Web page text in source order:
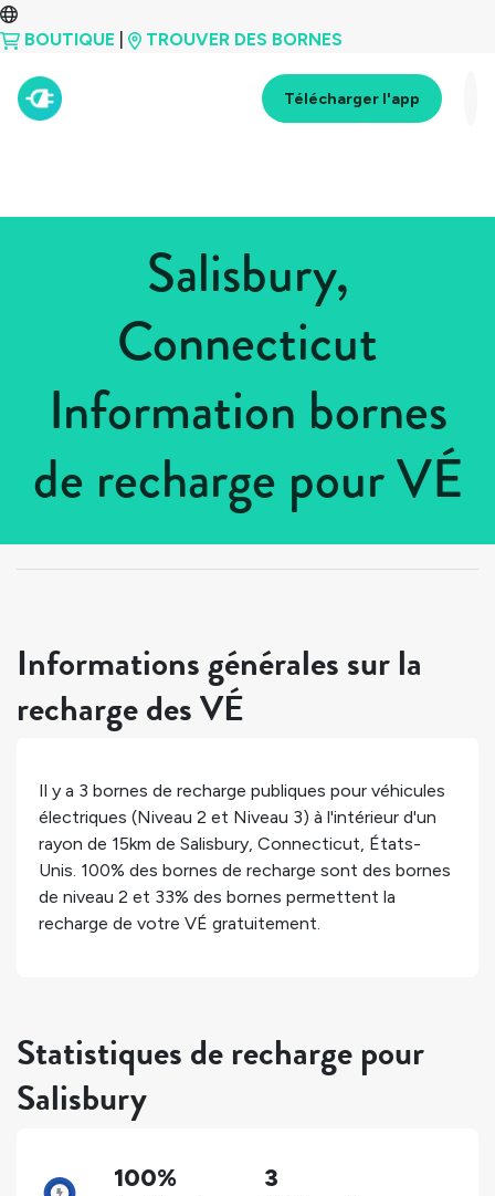
BOUTIQUE TROUVER DES BORNES
Télécharger l'app
Salisbury,
Connecticut
Information bornes
de recharge pour VÉ
États-Unis > Connecticut
Informations générales sur la
recharge des VÉ
Il y a 3 bornes de recharge publiques pour véhicules
électriques (Niveau 2 et Niveau 3) à l'intérieur d'un
rayon de 15km de Salisbury, Connecticut, États-
Unis. 100% des bornes de recharge sont des bornes
de niveau 2 et 33% des bornes permettent la
recharge de votre VÉ gratuitement.
Statistiques de recharge pour
Salisbury
100% 3